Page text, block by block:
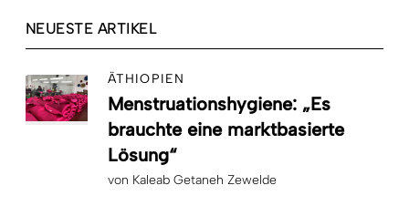
NEUESTE ARTIKEL
ÄTHIOPIEN
Menstruationshygiene: „Es
brauchte eine marktbasierte
Lösung“
von Kaleab Getaneh Zewelde